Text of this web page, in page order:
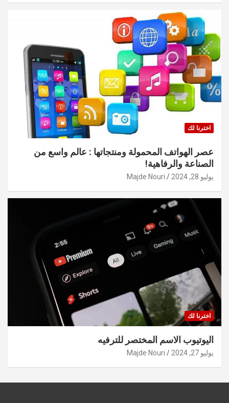
اخترنا لك
عصر الهواتف المحمولة ومنتجاتها : عالم واسع من
الصناعة والرفاهية!
يوليو 28, 2024 Majde Nouri
اخترنا لك
اليوتيوب الاسم المختصر للترفيه
يوليو 27, 2024 Majde Nouri